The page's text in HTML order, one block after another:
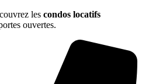
les condos locatifs
ouvertes.